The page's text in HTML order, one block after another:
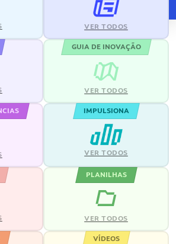
VER TODOS
GUIA DE INOVAÇÃO
VER TODOS
IMPULSIONA
VER TODOS
PLANILHAS
VER TODOS
VÍDEOS